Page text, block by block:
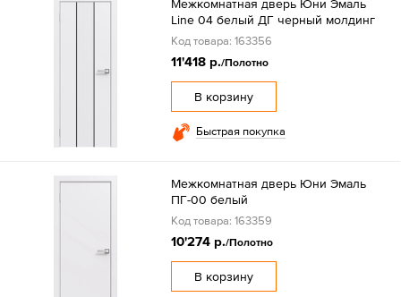
Межкомнатная дверь Юни Эмаль
Line 04 белый ДГ черный молдинг
Код товара: 163356
11'418 р./Полотно
В корзину
Быстрая покупка
Межкомнатная дверь Юни Эмаль
ПГ-00 белый
Код товара: 163359
10'274 р./Полотно
В корзину